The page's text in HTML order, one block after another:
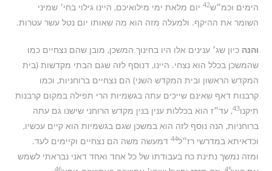
הימים וכמ״ש42 יום מלאת ימי מילואיכם, היינו גילוי בחי׳ שמיני
השומר את ההיקף. ולמעלה מזה הוא מה שאותו יום נטל עשר עטרות.
והנהכיון שג׳ ענינים אלו היו בחינוך המשכן, מובן שהם נצחיים כמו
שהמשכן בכלל הוא נצחי. היינו, דנוסף לזה שגם הבתי מקדשות (בית
המקדש הראשון ובית המקדש השני) הם נצחיים ברוחניות, וכמו
קרבנות דאף שאינם שייכים עתה בגשמיות הרי תפילה במקום קרבנות
תיקנו43, עד״ז הוא בכללות ענין בנין מקדש הרוחני שישנו גם עתה
ברוחניות, הנה נוסף לזה הוא במשכן שגם בגשמיות הוא קיים עכשיו,
וכדאיתא במדרשי רז״ל44 דמעשה משה הם נצחיים וקיימים לעד.
ומזה נמשך נתינת כח בעבודתו של כל אחד ואחד דאני נבראתי לשמש
45
46